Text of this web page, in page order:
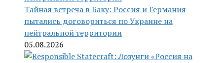
Тайная встреча в Баку: Россия и Германия
пытались договориться по Украине на
нейтральной территории
05.08.2026